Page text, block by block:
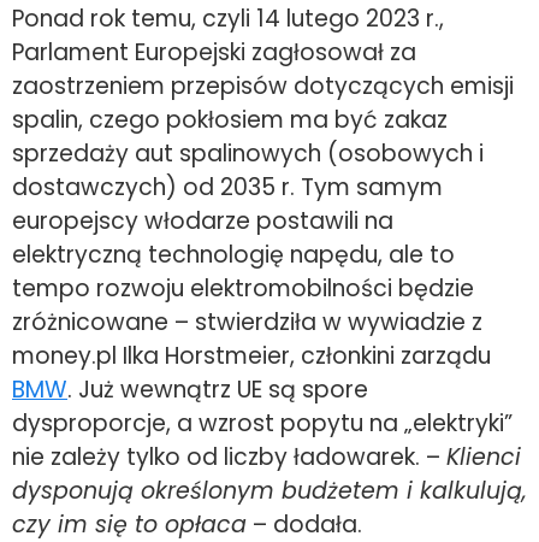
Ponad rok temu, czyli 14 lutego 2023 r.,
Parlament Europejski zagłosował za
zaostrzeniem przepisów dotyczących emisji
spalin, czego pokłosiem ma być zakaz
sprzedaży aut spalinowych (osobowych i
dostawczych) od 2035 r. Tym samym
europejscy włodarze postawili na
elektryczną technologię napędu, ale to
tempo rozwoju elektromobilności będzie
zróżnicowane – stwierdziła w wywiadzie z
money.pl Ilka Horstmeier, członkini zarządu
BMW. Już wewnątrz UE są spore
dysproporcje, a wzrost popytu na „elektryki”
nie zależy tylko od liczby ładowarek. – Klienci
dysponują określonym budżetem i kalkulują,
czy im się to opłaca – dodała.